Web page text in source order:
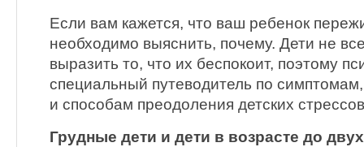
Если вам кажется, что ваш ребенок
необходимо выяснить, почему. Дети не
выразить то, что их беспокоит, поэтому
специальный путеводитель по
и способам преодоления детских
Грудные дети и дети в возрасте до